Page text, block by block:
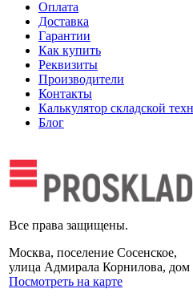
Оплата
Доставка
Гарантии
Как купить
Реквизиты
Производители
Контакты
Калькулятор складской
Блог
Все права защищены.
Москва, поселение Сосенское,
улица Адмирала Корнилова, дом
Посмотреть на карте